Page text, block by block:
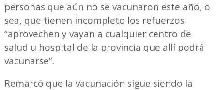
personas que aún no se vacunaron este año, o
sea, que tienen incompleto los refuerzos
“aprovechen y vayan a cualquier centro de
salud u hospital de la provincia que allí podrá
vacunarse”.
Remarcó que la vacunación sigue siendo la